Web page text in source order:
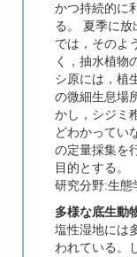
かつ持続的に
る。 夏季に
では，そのよ
く，抽水植物
シ原には，植
の微細生息場
かし，シジミ
どわかってい
の定量採集を
目的とする。
研究分野:生態
多様な底生動
塩性湿地には
われている。